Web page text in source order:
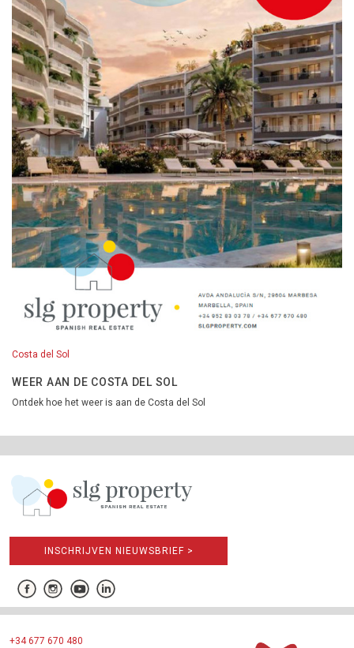
Costa del Sol
WEER AAN DE COSTA DEL SOL
Ontdek hoe het weer is aan de Costa del Sol
INSCHRIJVEN NIEUWSBRIEF >
+34 677 670 480